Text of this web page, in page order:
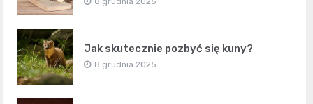
Jak skutecznie pozbyć się kuny?
8 grudnia 2025